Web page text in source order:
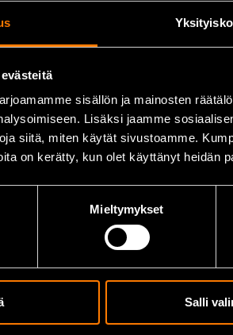
sisällön ja mainosten
Lisäksi jaamme
siitä, miten käytät sivustoamme.
on kerätty, kun olet käyttänyt heidän
Mieltymykset
Salli
underlättar påtagning.
meshfoder
krävs
i läder